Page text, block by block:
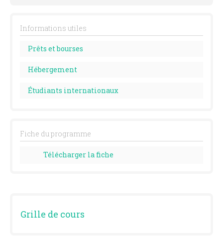
Informations utiles
Prêts et bourses
Hébergement
Étudiants internationaux
Fiche du programme
Télécharger la fiche
Grille de cours